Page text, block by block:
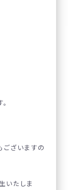
ございますの
いたしま